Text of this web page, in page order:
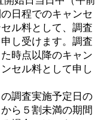
日程でのキャンセ
ル料として、調査
し受けます。調査
時点以降のキャン
セル料として申し
調査実施予定日の
ら５割未満の期間